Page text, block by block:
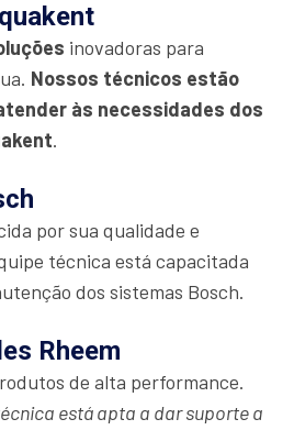
inovadoras para
Nossos técnicos estão
às necessidades dos
.
por sua qualidade e
técnica está capacitada
dos sistemas Bosch.
Rheem
de alta performance.
está apta a dar suporte a